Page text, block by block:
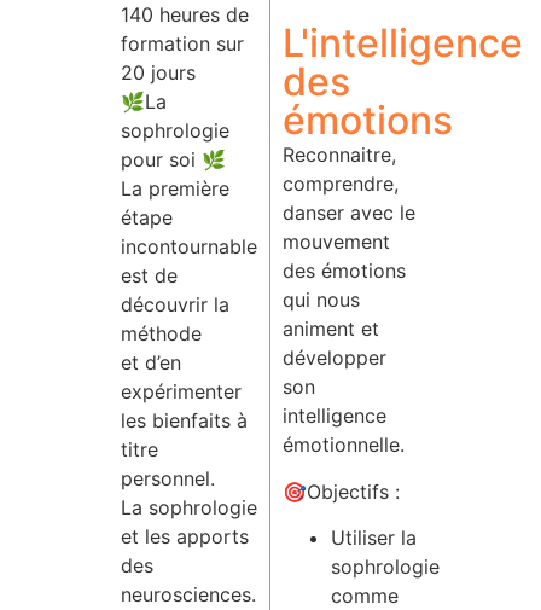
140 heures de
formation sur
20 jours
🌿La
sophrologie
pour soi 🌿
La première
étape
incontournable
est de
découvrir la
méthode
et d’en
expérimenter
les bienfaits à
titre
personnel.
La sophrologie
et les apports
des
neurosciences.
L'intelligence
des
émotions
Reconnaitre,
comprendre,
danser avec le
mouvement
des émotions
qui nous
animent et
développer
son
intelligence
émotionnelle.
🎯Objectifs :
Utiliser la
sophrologie
comme